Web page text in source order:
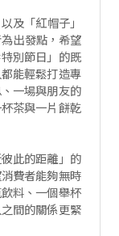
及「紅帽子」
出發點，希望
別節日」的既
能輕鬆打造專
一場與朋友的
茶與一片餅乾
此的距離」的
費者能夠無時
料、一個舉杯
間的關係更緊